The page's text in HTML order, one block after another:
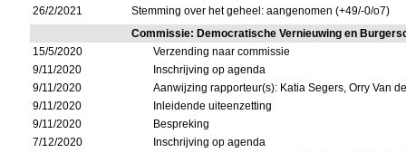
26/2/2021
Stemming over het geheel: aangenomen (+49/-0/o7)
Commissie: Democratische Vernieuwing en
15/5/2020
Verzending naar commissie
9/11/2020
Inschrijving op agenda
9/11/2020
Aanwijzing rapporteur(s): Katia Segers, Orry Van
9/11/2020
Inleidende uiteenzetting
9/11/2020
Bespreking
7/12/2020
Inschrijving op agenda